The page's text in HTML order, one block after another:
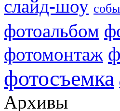
слайд-шоу
фотоальбом
фотомонтаж
фотосъемка
Архивы